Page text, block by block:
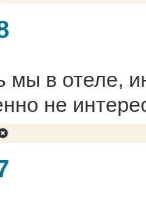
мы в отеле,
не